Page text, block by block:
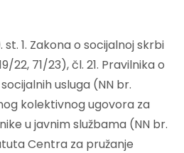
1. Zakona o socijalnoj skrbi
22, 71/23), čl. 21. Pravilnika o
usluga (NN br.
kolektivnog ugovora za
u javnim službama (NN br.
Centra za pružanje